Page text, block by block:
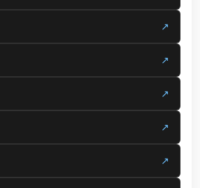
↗
↗
↗
↗
↗